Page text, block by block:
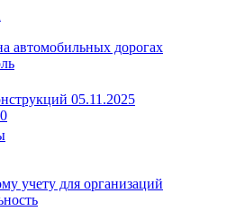
автомобильных дорогах
05.11.2025
учету для организаций